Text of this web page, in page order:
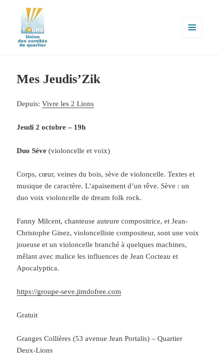
ville de Tours
Mes Jeudis’Zik
Depuis:Vivre les 2 Lions
Jeudi 2 octobre – 19h
Duo Sève (violoncelle et voix)
Corps, cœur, veines du bois, sève de violoncelle. Textes et
musique de caractère. L’apaisement d’un rêve. Sève : un
duo voix violoncelle de dream folk rock.
Fanny Milcent, chanteuse auteure compositrice, et Jean-
Christophe Ginez, violoncelliste compositeur, sont une voix
joueuse et un violoncelle branché à quelques machines,
mêlant avec malice les influences de Jean Cocteau et
Apocalyptica.
https://groupe-seve.jimdofree.com
Gratuit
Granges Collières (53 avenue Jean Portalis) – Quartier
Deux-Lions